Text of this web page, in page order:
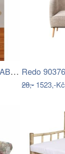
Ratanové křeslo LISABON - světlé
28,-1523,-Kč